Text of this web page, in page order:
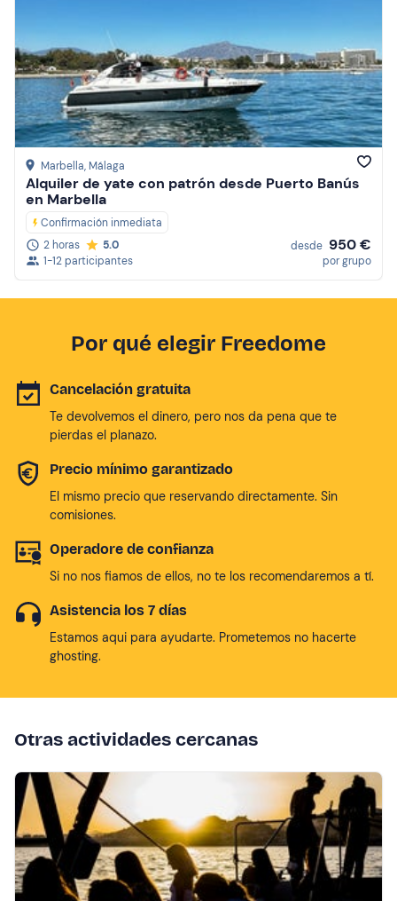
Marbella, Málaga
Alquiler de yate con patrón desde Puerto Banús
en Marbella
Confirmación inmediata
2 horas
5.0
1-12 participantes
desde 950 €
por grupo
Por qué elegir Freedome
Cancelación gratuita
Te devolvemos el dinero, pero nos da pena que te
pierdas el planazo.
Precio mínimo garantizado
El mismo precio que reservando directamente. Sin
comisiones.
Operadore de confianza
Si no nos fiamos de ellos, no te los recomendaremos a tí.
Asistencia los 7 días
Estamos aqui para ayudarte. Prometemos no hacerte
ghosting.
Otras actividades cercanas